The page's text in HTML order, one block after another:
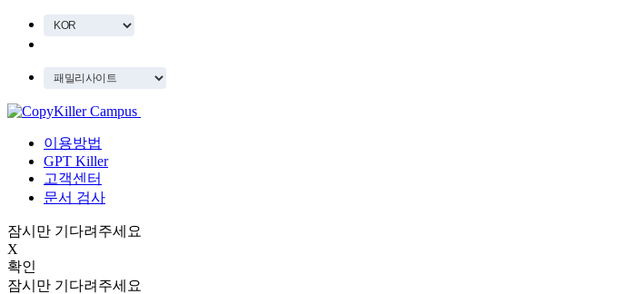
이용방법
GPT Killer
고객센터
문서 검사
잠시만 기다려주세요
X
확인
잠시만 기다려주세요